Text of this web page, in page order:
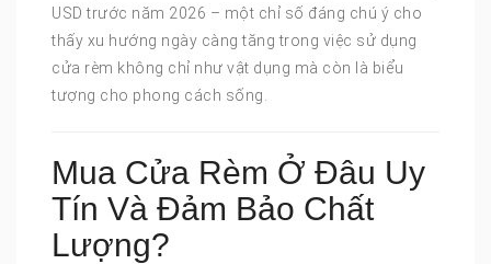
USD trước năm 2026 – một chỉ số đáng chú ý cho
thấy xu hướng ngày càng tăng trong việc sử dụng
cửa rèm không chỉ như vật dụng mà còn là biểu
tượng cho phong cách sống.
Mua Cửa Rèm Ở Đâu Uy
Tín Và Đảm Bảo Chất
Lượng?